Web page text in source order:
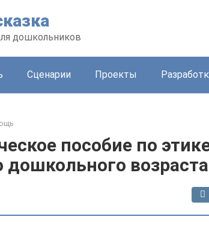
дошкольников
Сценарии Проекты
пособие по
дошкольного возраста